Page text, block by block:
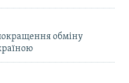
обміну